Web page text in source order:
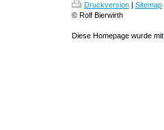
Druckversion | Sitemap
© Rolf Bierwirth
Diese Homepage wurde mit